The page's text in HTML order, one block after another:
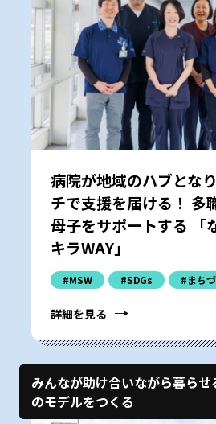
病院が地域のハブとな
チで支援を届ける！ 多
母子をサポートする 「
キラWAY」
#MSW #SDGs #まち
詳細を見る
みんなが助け合いながら暮らせ
のモデルをつくる